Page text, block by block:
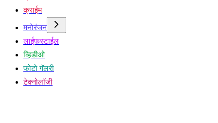
क्राईम
मनोरंजन
लाईफस्टाईल
व्हिडीओ
फोटो गॅलरी
टेक्नोलॉजी